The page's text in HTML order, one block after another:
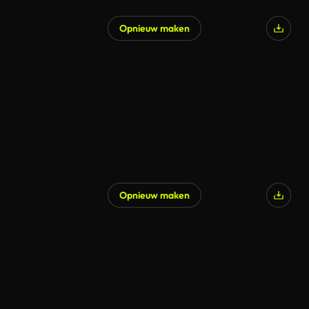
Opnieuw maken
Opnieuw maken